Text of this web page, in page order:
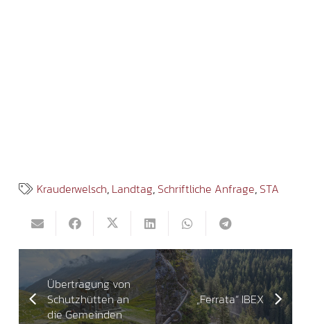
Krauderwelsch, Landtag, Schriftliche Anfrage, STA
Übertragung von
Schutzhütten an
die Gemeinden
„Ferrata“ IBEX